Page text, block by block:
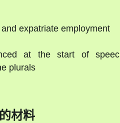
expatriate employment
at the start of
plurals
材料